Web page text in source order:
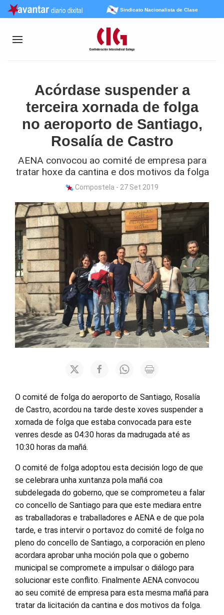
Sindicato Nacionalista de Clase
Acórdase suspender a
terceira xornada de folga
no aeroporto de Santiago,
Rosalía de Castro
AENA convocou ao comité de empresa para
tratar hoxe da cantina e dos motivos da folga
Compostela - 27 Set 2019
O comité de folga do aeroporto de Santiago, Rosalía
de Castro, acordou na tarde deste xoves suspender a
xornada de folga que estaba convocada para este
venres desde as 04:30 horas da madrugada até as
10:30 horas da mañá.
O comité de folga adoptou esta decisión logo de que
se celebrara unha xuntanza pola mañá coa
subdelegada do goberno, que se comprometeu a falar
co concello de Santiago para que este mediara entre
as traballadoras e traballadores e AENA e de que pola
tarde, e tras intervir o portavoz do comité de folga no
pleno do concello de Santiago, a corporación en pleno
acordara aprobar unha moción pola que o goberno
municipal se compromete a impulsar o diálogo para
solucionar este conflito. Finalmente AENA convocou
ao seu comité de empresa para esta mesma mañá para
tratar da licitación da cantina e dos motivos da folga.